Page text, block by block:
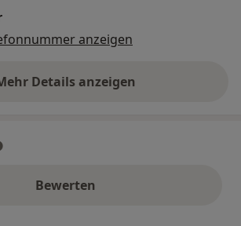
anzeigen
Details anzeigen
über die Adresse
Bewerten